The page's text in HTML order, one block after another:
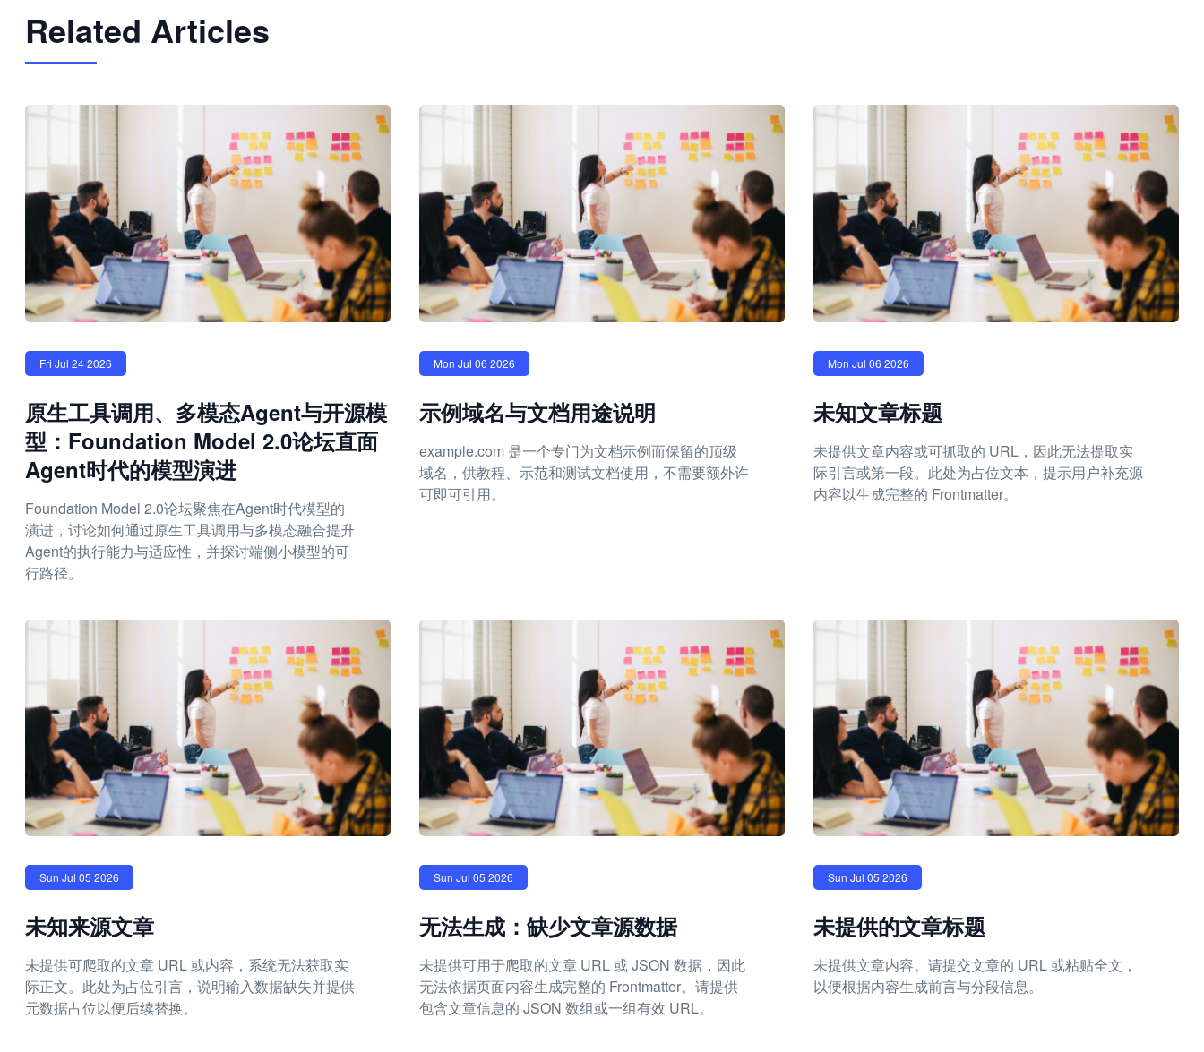
Related Articles
Fri Jul 24 2026
原生工具调用、多模态Agent与开源模
型：Foundation Model 2.0论坛直面
Agent时代的模型演进
Foundation Model 2.0论坛聚焦在Agent时代模型的
演进，讨论如何通过原生工具调用与多模态融合提升
Agent的执行能力与适应性，并探讨端侧小模型的可
行路径。
Mon Jul 06 2026
示例域名与文档用途说明
example.com 是一个专门为文档示例而保留的顶级
域名，供教程、示范和测试文档使用，不需要额外许
可即可引用。
Mon Jul 06 2026
未知文章标题
未提供文章内容或可抓取的 URL，因此无法提取实
际引言或第一段。此处为占位文本，提示用户补充源
内容以生成完整的 Frontmatter。
Sun Jul 05 2026
未知来源文章
未提供可爬取的文章 URL 或内容，系统无法获取实
际正文。此处为占位引言，说明输入数据缺失并提供
元数据占位以便后续替换。
Sun Jul 05 2026
无法生成：缺少文章源数据
未提供可用于爬取的文章 URL 或 JSON 数据，因此
无法依据页面内容生成完整的 Frontmatter。请提供
包含文章信息的 JSON 数组或一组有效 URL。
Sun Jul 05 2026
未提供的文章标题
未提供文章内容。请提交文章的 URL 或粘贴全文，
以便根据内容生成前言与分段信息。